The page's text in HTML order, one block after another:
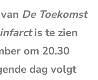
De Toekomst
is te zien
om 20.30
dag volgt